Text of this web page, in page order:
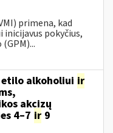
primena, kad
pokyčius,
alkoholiui ir
akcizų
4–7 ir 9